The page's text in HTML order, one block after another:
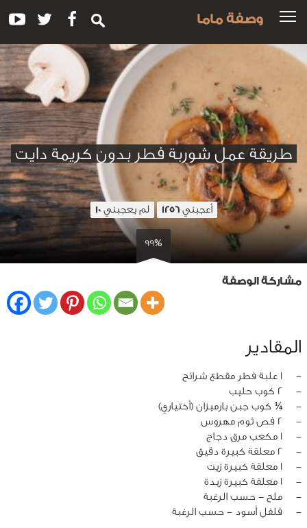
وصفة ماما
طريقة عمل شوربة فطر بدون كريمة دايت
أعجبني1256 لم يعجبني10
99%
مشاركة الوصفة
المقادير
‏-
1 علبة فطر مقطع شرائح
‏-
2 كوب حليب
‏-
¼ كوب جبن بارميزان (أختياري)
‏-
2 فص ثوم مهروس
‏-
1 مكعب مرق دجاج
‏-
2 معلقة كبيرة دقيق
‏-
1 معلقة كبيرة زيت
‏-
1 معلقة كبيرة زبدة
‏-
ملح - حسب الرغبة
‏-
فلفل أسود - حسب الرغبة